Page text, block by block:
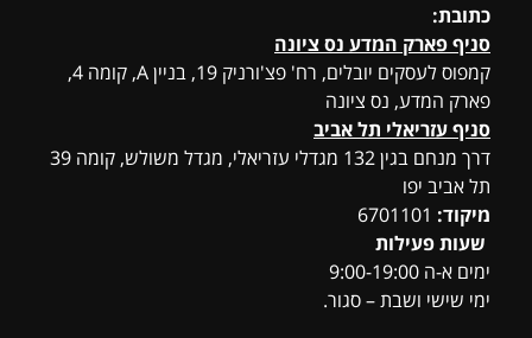
כתובת:
סניף פארק המדע נס ציונה
קמפוס לעסקים יובלים, רח' פצ'ורניק 19, בניין A, קומה 4,
פארק המדע, נס ציונה
סניף עזריאלי תל אביב
דרך מנחם בגין 132 מגדלי עזריאלי, מגדל משולש, קומה 39
תל אביב יפו
מיקוד:
שעות פעילות
ימים א-ה 9:00-19:00
ימי שישי ושבת – סגור.